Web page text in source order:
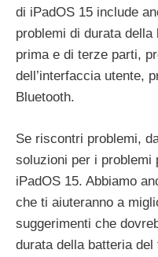
di iPadOS 15 include
problemi di durata
prima e di terze parti,
dell’interfaccia utente,
Bluetooth.
Se riscontri problemi,
soluzioni per i problemi
iPadOS 15. Abbiamo
che ti aiuteranno a
suggerimenti che
durata della batteria